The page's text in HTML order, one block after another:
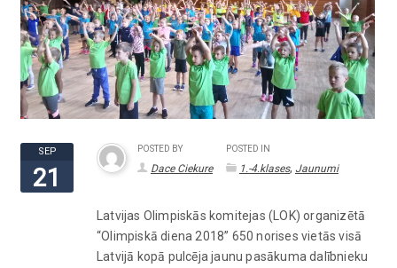
SEP
21
POSTED BY
Dace Ciekure
POSTED IN
1.-4.klases, Jaunumi
Latvijas Olimpiskās komitejas (LOK) organizētā
“Olimpiskā diena 2018” 650 norises vietās visā
Latvijā kopā pulcēja jaunu pasākuma dalībnieku